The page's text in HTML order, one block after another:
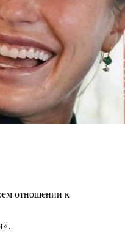
отношении к